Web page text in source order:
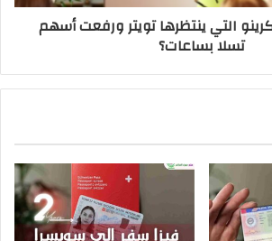
التي ينتظرها تويتر ورفعت أسهم
تسلا بساعات؟